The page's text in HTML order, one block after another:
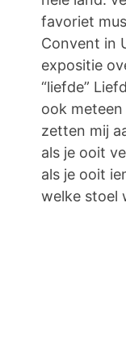
favoriet
Convent in
expositie
“liefde”
ook
zetten mij
als je ooit
als je ooit
welke stoel